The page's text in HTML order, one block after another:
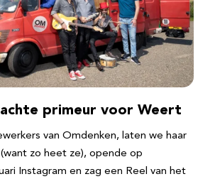
primeur voor Weert
van Omdenken, laten we haar
zo heet ze), opende op
Instagram en zag een Reel van het